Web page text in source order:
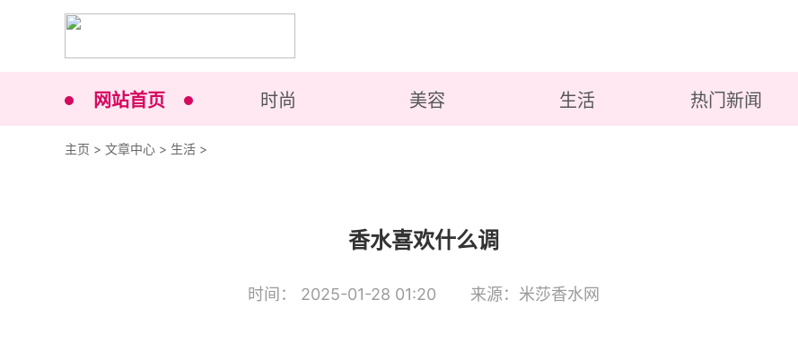
网站首页 时尚 美容 生活 热门新闻
主页 > 文章中心 > 生活 >
香水喜欢什么调
时间： 2025-01-28 01:20 来源：米莎香水网